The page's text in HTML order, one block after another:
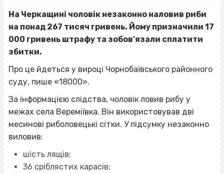
На Черкащині чоловік незаконно наловив риби
на понад 267 тисяч гривень. Йому призначили 17
000 гривень штрафу та зобов’язали сплатити
збитки.
Про це йдеться у вироці Чорнобаївського районного
суду, пише «18000».
За інформацією слідства, чоловік ловив рибу у
межах села Вереміївка. Він використовував дві
месинові риболовецькі сітки. У підсумку незаконно
виловив:
шість лящів;
36 сріблястих карасів;